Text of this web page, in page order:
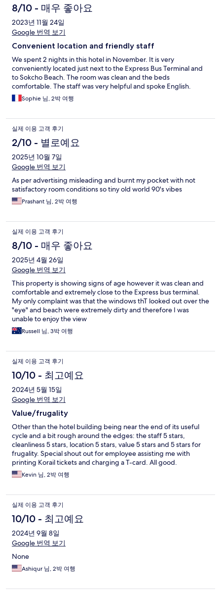
8/10 - 매우 좋아요
2023년 11월 24일
Google 번역 보기
Convenient location and friendly staff
We spent 2 nights in this hotel in November. It is very
conveniently located just next to the Express Bus Terminal and
to Sokcho Beach. The room was clean and the beds
comfortable. The staff was very helpful and spoke English.
Sophie 님, 2박 여행
실제 이용 고객 후기
2/10 - 별로예요
2025년 10월 7일
Google 번역 보기
As per advertising misleading and burnt my pocket with not
satisfactory room conditions so tiny old world 90's vibes
Prashant 님, 2박 여행
실제 이용 고객 후기
8/10 - 매우 좋아요
2025년 4월 26일
Google 번역 보기
This property is showing signs of age however it was clean and
comfortable and extremely close to the Express bus terminal.
My only complaint was that the windows thT looked out over the
"eye" and beach were extremely dirty and therefore I was
unable to enjoy the view
Russell 님, 3박 여행
실제 이용 고객 후기
10/10 - 최고예요
2024년 5월 15일
Google 번역 보기
Value/frugality
Other than the hotel building being near the end of its useful
cycle and a bit rough around the edges: the staff 5 stars,
cleanliness 5 stars, location 5 stars, value 5 stars and 5 stars for
frugality. Special shout out for employee assisting me with
printing Korail tickets and charging a T-card. All good.
Kevin 님, 2박 여행
실제 이용 고객 후기
10/10 - 최고예요
2024년 9월 8일
Google 번역 보기
None
Ashiqur 님, 2박 여행